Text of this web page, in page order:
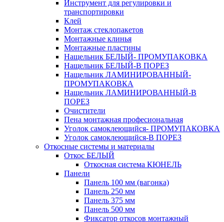
Инструмент для регулировки и
транспортировки
Клей
Монтаж стеклопакетов
Монтажные клинья
Монтажные пластины
Нащельник БЕЛЫЙ- ПРОМУПАКОВКА
Нащельник БЕЛЫЙ-В ПОРЕЗ
Нащельник ЛАМИНИРОВАННЫЙ-
ПРОМУПАКОВКА
Нащельник ЛАМИНИРОВАННЫЙ-В
ПОРЕЗ
Очистители
Пена монтажная професиональная
Уголок самоклеющийся- ПРОМУПАКОВКА
Уголок самоклеющийся-В ПОРЕЗ
Откосные системы и материалы
Откос БЕЛЫЙ
Откосная система КЮНЕЛЬ
Панели
Панель 100 мм (вагонка)
Панель 250 мм
Панель 375 мм
Панель 500 мм
Фиксатор откосов монтажный